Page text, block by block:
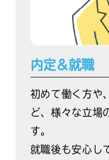
内定&就職
初めて働く方や
ど、様々な立場
す。
就職後も安心し